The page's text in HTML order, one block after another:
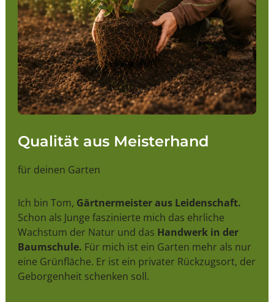
Qualität aus Meisterhand
für deinen Garten
Ich bin Tom, Gärtnermeister aus Leidenschaft.
Schon als Junge faszinierte mich das ehrliche
Wachstum der Natur und das Handwerk in der
Baumschule. Für mich ist ein Garten mehr als nur
eine Grünfläche. Er ist ein privater Rückzugsort, der
Geborgenheit schenken soll.